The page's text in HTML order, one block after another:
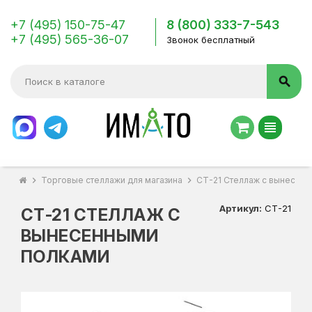
+7 (495) 150-75-47
+7 (495) 565-36-07
8 (800) 333-7-543
Звонок бесплатный
search
view_headline
chevron_right Торговые стеллажи для магазина chevron_right СТ-21 Стеллаж с
СТ-21 СТЕЛЛАЖ С
ВЫНЕСЕННЫМИ
ПОЛКАМИ
Артикул: СТ-21